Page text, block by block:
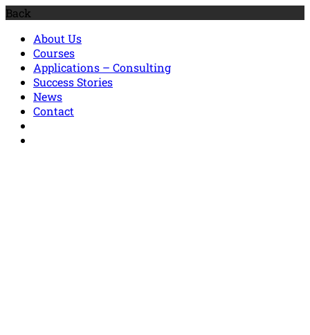
Back
About Us
Courses
Applications – Consulting
Success Stories
News
Contact